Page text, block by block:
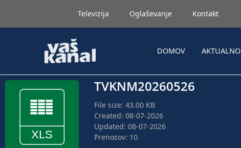
Televizija Oglaševanje Kontakt
DOMOV AKTUALNO
TVKNM20260526
File size: 43.00 KB
Created: 08-07-2026
Updated: 08-07-2026
Prenosov: 10